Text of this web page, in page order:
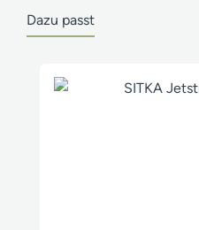
Dazu passt
Produktgalerie